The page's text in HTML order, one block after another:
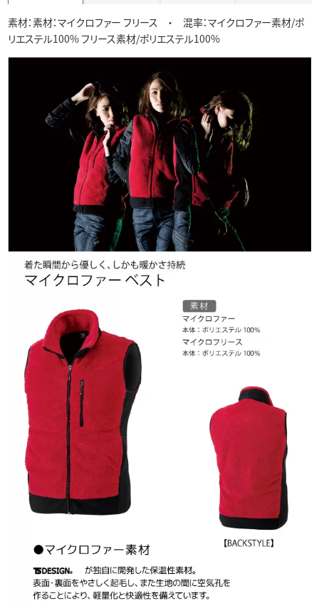
素材：素材：マイクロファー フリース ・ 混率：マイクロファー素材/ポ
リエステル100% フリース素材/ポリエステル100%